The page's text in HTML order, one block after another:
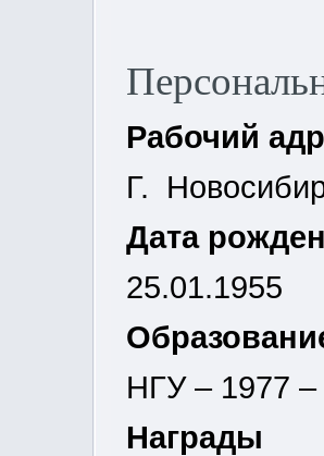
Рабочий
Г.
Дата
25.01.1955
НГУ – 1977 –
Награды